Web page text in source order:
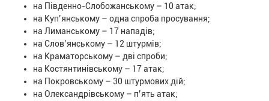
на Південно-Слобожанському – 10 атак;
на Куп’янському – одна спроба просування;
на Лиманському – 17 нападів;
на Слов’янському – 12 штурмів;
на Краматорському – дві спроби;
на Костянтинівському – 17 атак;
на Покровському – 30 штурмових дій;
на Олександрівському – п’ять атак;